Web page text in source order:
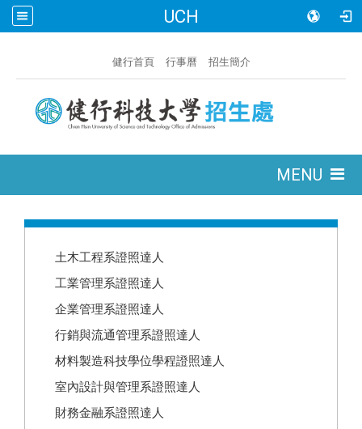
UCH
健行首頁 行事曆 招生簡介
MENU
土木工程系證照達人
工業管理系證照達人
企業管理系證照達人
行銷與流通管理系證照達人
材料製造科技學位學程證照達人
室內設計與管理系證照達人
財務金融系證照達人